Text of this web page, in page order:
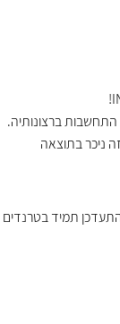
ברצונותיה.
ניכר בתוצאה
תמיד בטרנדים